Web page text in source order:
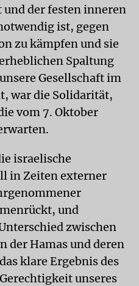
der festen inneren
ist, gegen
zu kämpfen und sie
Spaltung
Gesellschaft im
war die Solidarität,
vom 7. Oktober
israelische
in Zeiten externer
und
zwischen
der Hamas und deren
klare Ergebnis des
unseres